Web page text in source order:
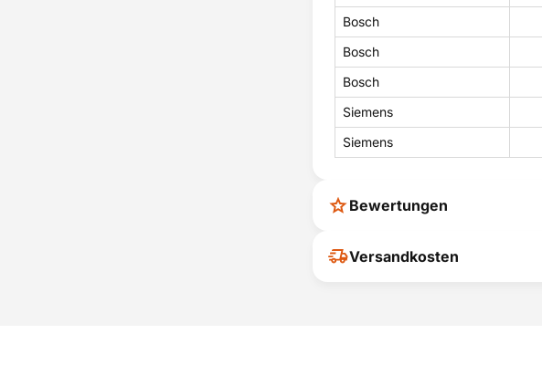
Bosch
Bosch
Bosch
Siemens
Siemens
Bewertungen
Ihr Feedback hilft uns, uns
Versandkosten